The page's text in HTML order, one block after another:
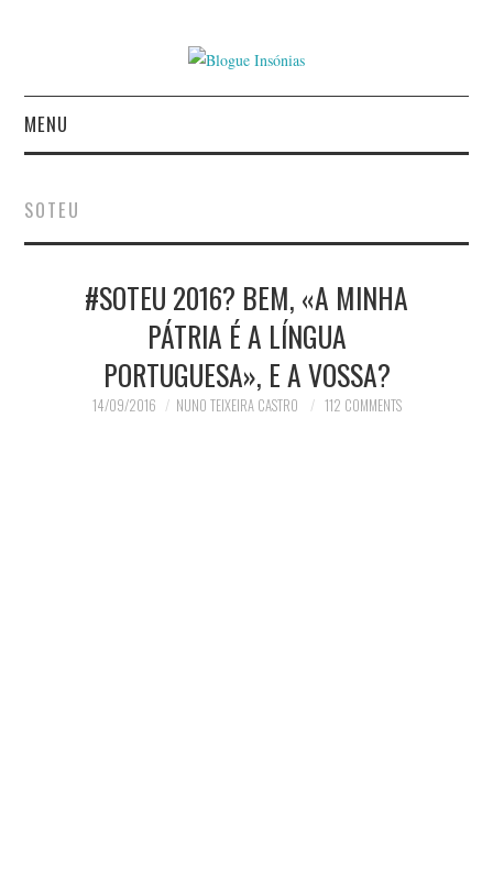
MENU
AUTORES
AGUIAR CASTRO
ALEXANDRE MIGUEL
MESTRE
SOTEU
#SOTEU 2016? BEM, «A MINHA
PÁTRIA É A LÍNGUA
PORTUGUESA», E A VOSSA?
14/09/2016 NUNO TEIXEIRA CASTRO 112 COMMENTS